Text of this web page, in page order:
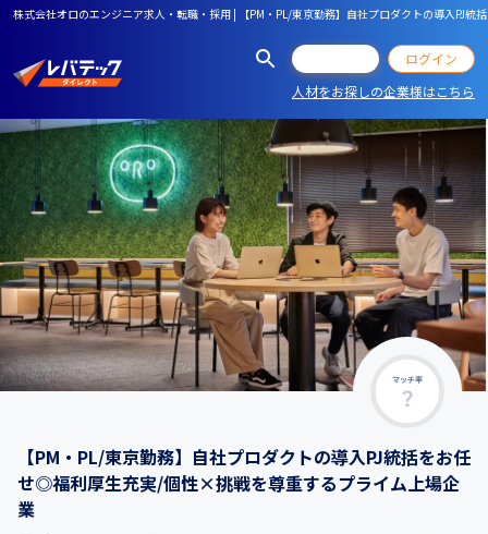
株式会社オロのエンジニア求人・転職・採用 | 【PM・PL/東京勤務】自社プロダクトの導入PJ
ログイン
人材をお探しの企業様はこちら
マッチ率
【PM・PL/東京勤務】自社プロダクトの導入PJ統括をお任
せ◎福利厚生充実/個性×挑戦を尊重するプライム上場企
業